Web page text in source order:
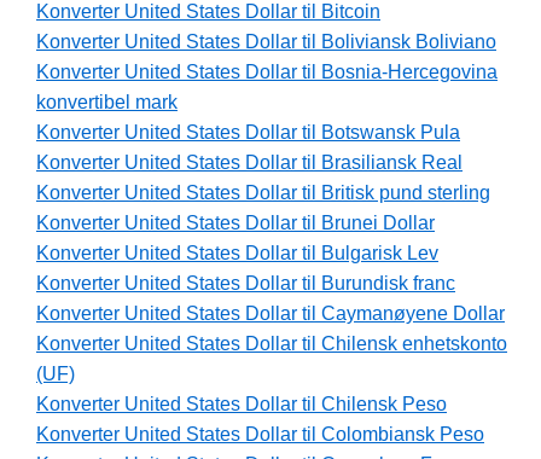
Konverter United States Dollar til Bitcoin
Konverter United States Dollar til Boliviansk Boliviano
Konverter United States Dollar til Bosnia-Hercegovina
konvertibel mark
Konverter United States Dollar til Botswansk Pula
Konverter United States Dollar til Brasiliansk Real
Konverter United States Dollar til Britisk pund sterling
Konverter United States Dollar til Brunei Dollar
Konverter United States Dollar til Bulgarisk Lev
Konverter United States Dollar til Burundisk franc
Konverter United States Dollar til Caymanøyene Dollar
Konverter United States Dollar til Chilensk enhetskonto
(UF)
Konverter United States Dollar til Chilensk Peso
Konverter United States Dollar til Colombiansk Peso